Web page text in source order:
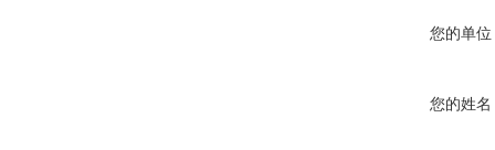
您的单位
您的姓名